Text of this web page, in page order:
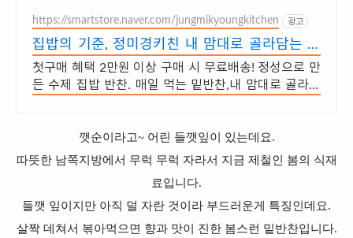
https://smartstore.naver.com/jungmikyoungkitchen 광고
집밥의 기준, 정미경키친 내 맘대로 골라담는 매
일반찬
첫구매 혜택 2만원 이상 구매 시 무료배송! 정성으로 만
든 수제 집밥 반찬. 매일 먹는 밑반찬,내 맘대로 골라담
깻순이라고~ 어린 들깻잎이 있는데요.
따뜻한 남쪽지방에서 무럭 무럭 자라서 지금 제철인 봄의 식재
료입니다.
들깻 잎이지만 아직 덜 자란 것이라 부드러운게 특징인데요.
살짝 데쳐서 볶아먹으면 향과 맛이 진한 봄스런 밑반찬입니다.